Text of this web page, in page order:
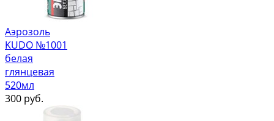
Аэрозоль
KUDO №1001
белая
глянцевая
520мл
300 руб.